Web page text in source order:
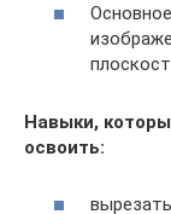
Навыки,
освоить: